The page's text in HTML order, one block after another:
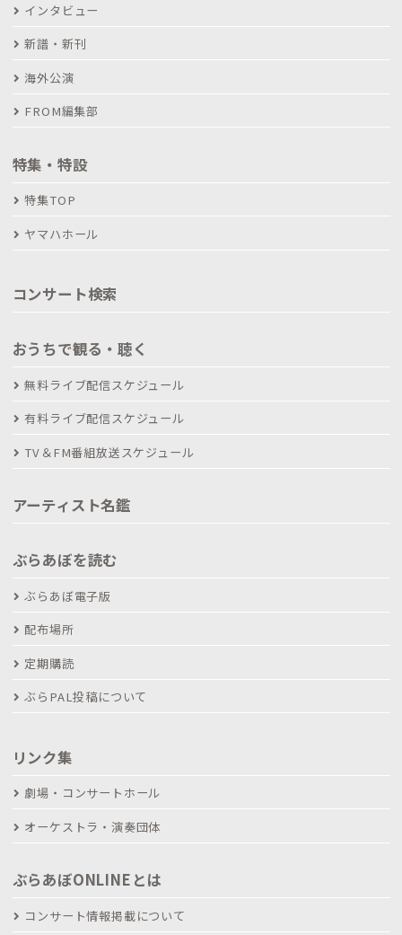
インタビュー
新譜・新刊
海外公演
FROM編集部
特集・特設
特集TOP
ヤマハホール
コンサート検索
おうちで観る・聴く
無料ライブ配信スケジュール
有料ライブ配信スケジュール
TV＆FM番組放送スケジュール
アーティスト名鑑
ぶらあぼを読む
ぶらあぼ電子版
配布場所
定期購読
ぶらPAL投稿について
リンク集
劇場・コンサートホール
オーケストラ・演奏団体
ぶらあぼONLINEとは
コンサート情報掲載について